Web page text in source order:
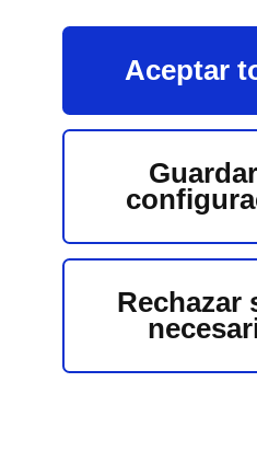
Aceptar
Rechazar
EN ES
FAQS ZONA